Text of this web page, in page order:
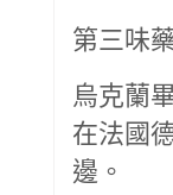
第三味
烏克蘭
在法國
邊。